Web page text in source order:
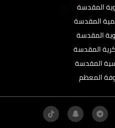
المقدسة
المقدسة
المقدسة
المقدسة
المقدسة
المعظم